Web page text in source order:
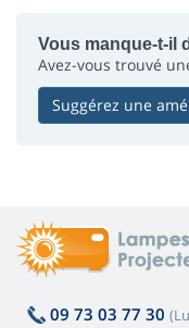
Vous manque-t-il
Avez-vous trouvé
Suggérez une
09 73 03 77 30